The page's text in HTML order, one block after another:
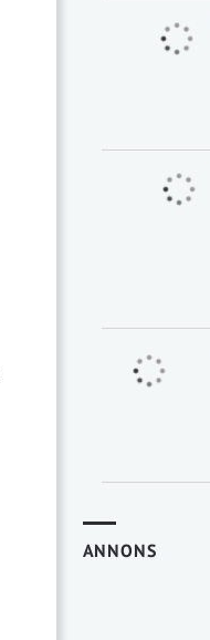
ANNONS